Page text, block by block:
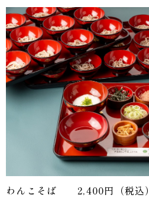
わんこそば 2,400円（税込）